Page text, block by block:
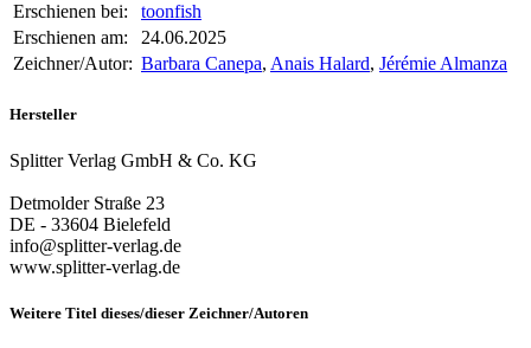
Erschienen bei:
toonfish
Erschienen am:
24.06.2025
Zeichner/Autor: Barbara Canepa, Anais Halard, Jérémie Almanza
Hersteller
Splitter Verlag GmbH & Co. KG
Detmolder Straße 23
DE - 33604 Bielefeld
info@splitter-verlag.de
www.splitter-verlag.de
Weitere Titel dieses/dieser Zeichner/Autoren